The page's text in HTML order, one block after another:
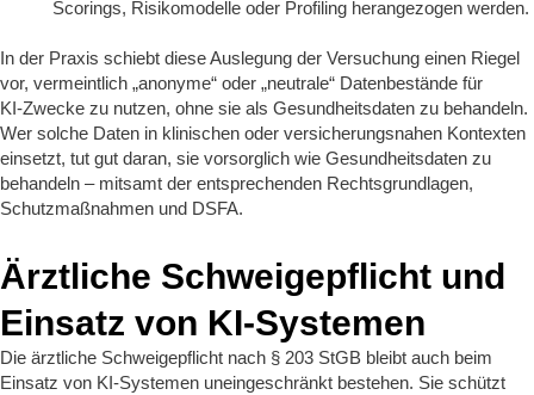
Scorings, Risikomodelle oder Profiling herangezogen werden.
In der Praxis schiebt diese Auslegung der Versuchung einen Riegel
vor, vermeintlich „anonyme“ oder „neutrale“ Datenbestände für
KI‑Zwecke zu nutzen, ohne sie als Gesundheitsdaten zu behandeln.
Wer solche Daten in klinischen oder versicherungsnahen Kontexten
einsetzt, tut gut daran, sie vorsorglich wie Gesundheitsdaten zu
behandeln – mitsamt der entsprechenden Rechtsgrundlagen,
Schutzmaßnahmen und DSFA.
Ärztliche Schweigepflicht und
Einsatz von KI‑Systemen
Die ärztliche Schweigepflicht nach § 203 StGB bleibt auch beim
Einsatz von KI‑Systemen uneingeschränkt bestehen. Sie schützt